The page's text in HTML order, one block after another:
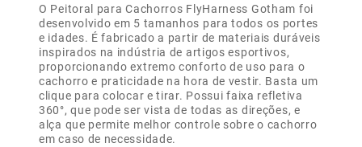
O Peitoral para Cachorros FlyHarness Gotham foi
desenvolvido em 5 tamanhos para todos os portes
e idades. É fabricado a partir de materiais duráveis
inspirados na indústria de artigos esportivos,
proporcionando extremo conforto de uso para o
cachorro e praticidade na hora de vestir. Basta um
clique para colocar e tirar. Possui faixa refletiva
360°, que pode ser vista de todas as direções, e
alça que permite melhor controle sobre o cachorro
em caso de necessidade.